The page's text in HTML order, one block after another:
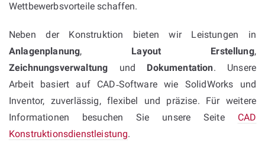
Wettbewerbsvorteile schaffen.
Neben der Konstruktion bieten wir Leistungen in
Anlagenplanung, Layout Erstellung,
Zeichnungsverwaltung und Dokumentation. Unsere
Arbeit basiert auf CAD‑Software wie SolidWorks und
Inventor, zuverlässig, flexibel und präzise. Für weitere
Informationen besuchen Sie unsere Seite CAD
Konstruktionsdienstleistung.